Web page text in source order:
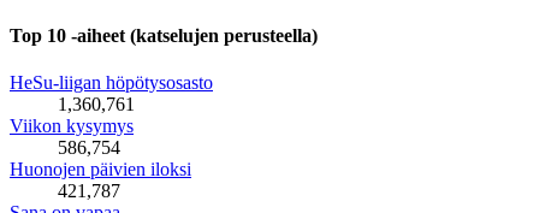
Top 10 -aiheet (katselujen perusteella)
HeSu-liigan höpötysosasto
1,360,761
Viikon kysymys
586,754
Huonojen päivien iloksi
421,787